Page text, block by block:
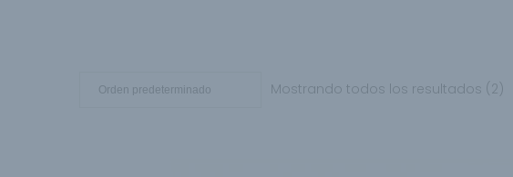
Mostrando todos los resultados (2)